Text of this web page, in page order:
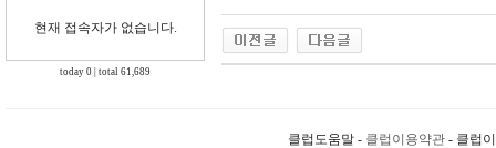
현재 접속자가 없습니다.
today 0 | total 61,689
클럽도움말 - 클럽이용약관 - 클럽